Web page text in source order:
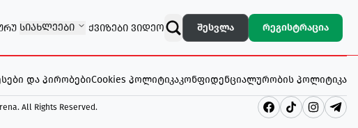
ᲡᲘᲐᲮᲚᲔᲔᲑᲘ ᲥᲕᲘᲖᲔᲑᲘ ᲕᲘᲓᲔᲝ შესვლა რეგისტრაცია
და პირობებიCookies პოლიტიკაკონფიდენციალურობის პოლიტიკა
All Rights Reserved.